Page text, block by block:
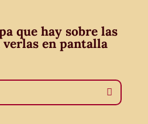
que hay sobre las
verlas en pantalla